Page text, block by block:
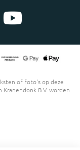
of foto's op deze
B.V. worden